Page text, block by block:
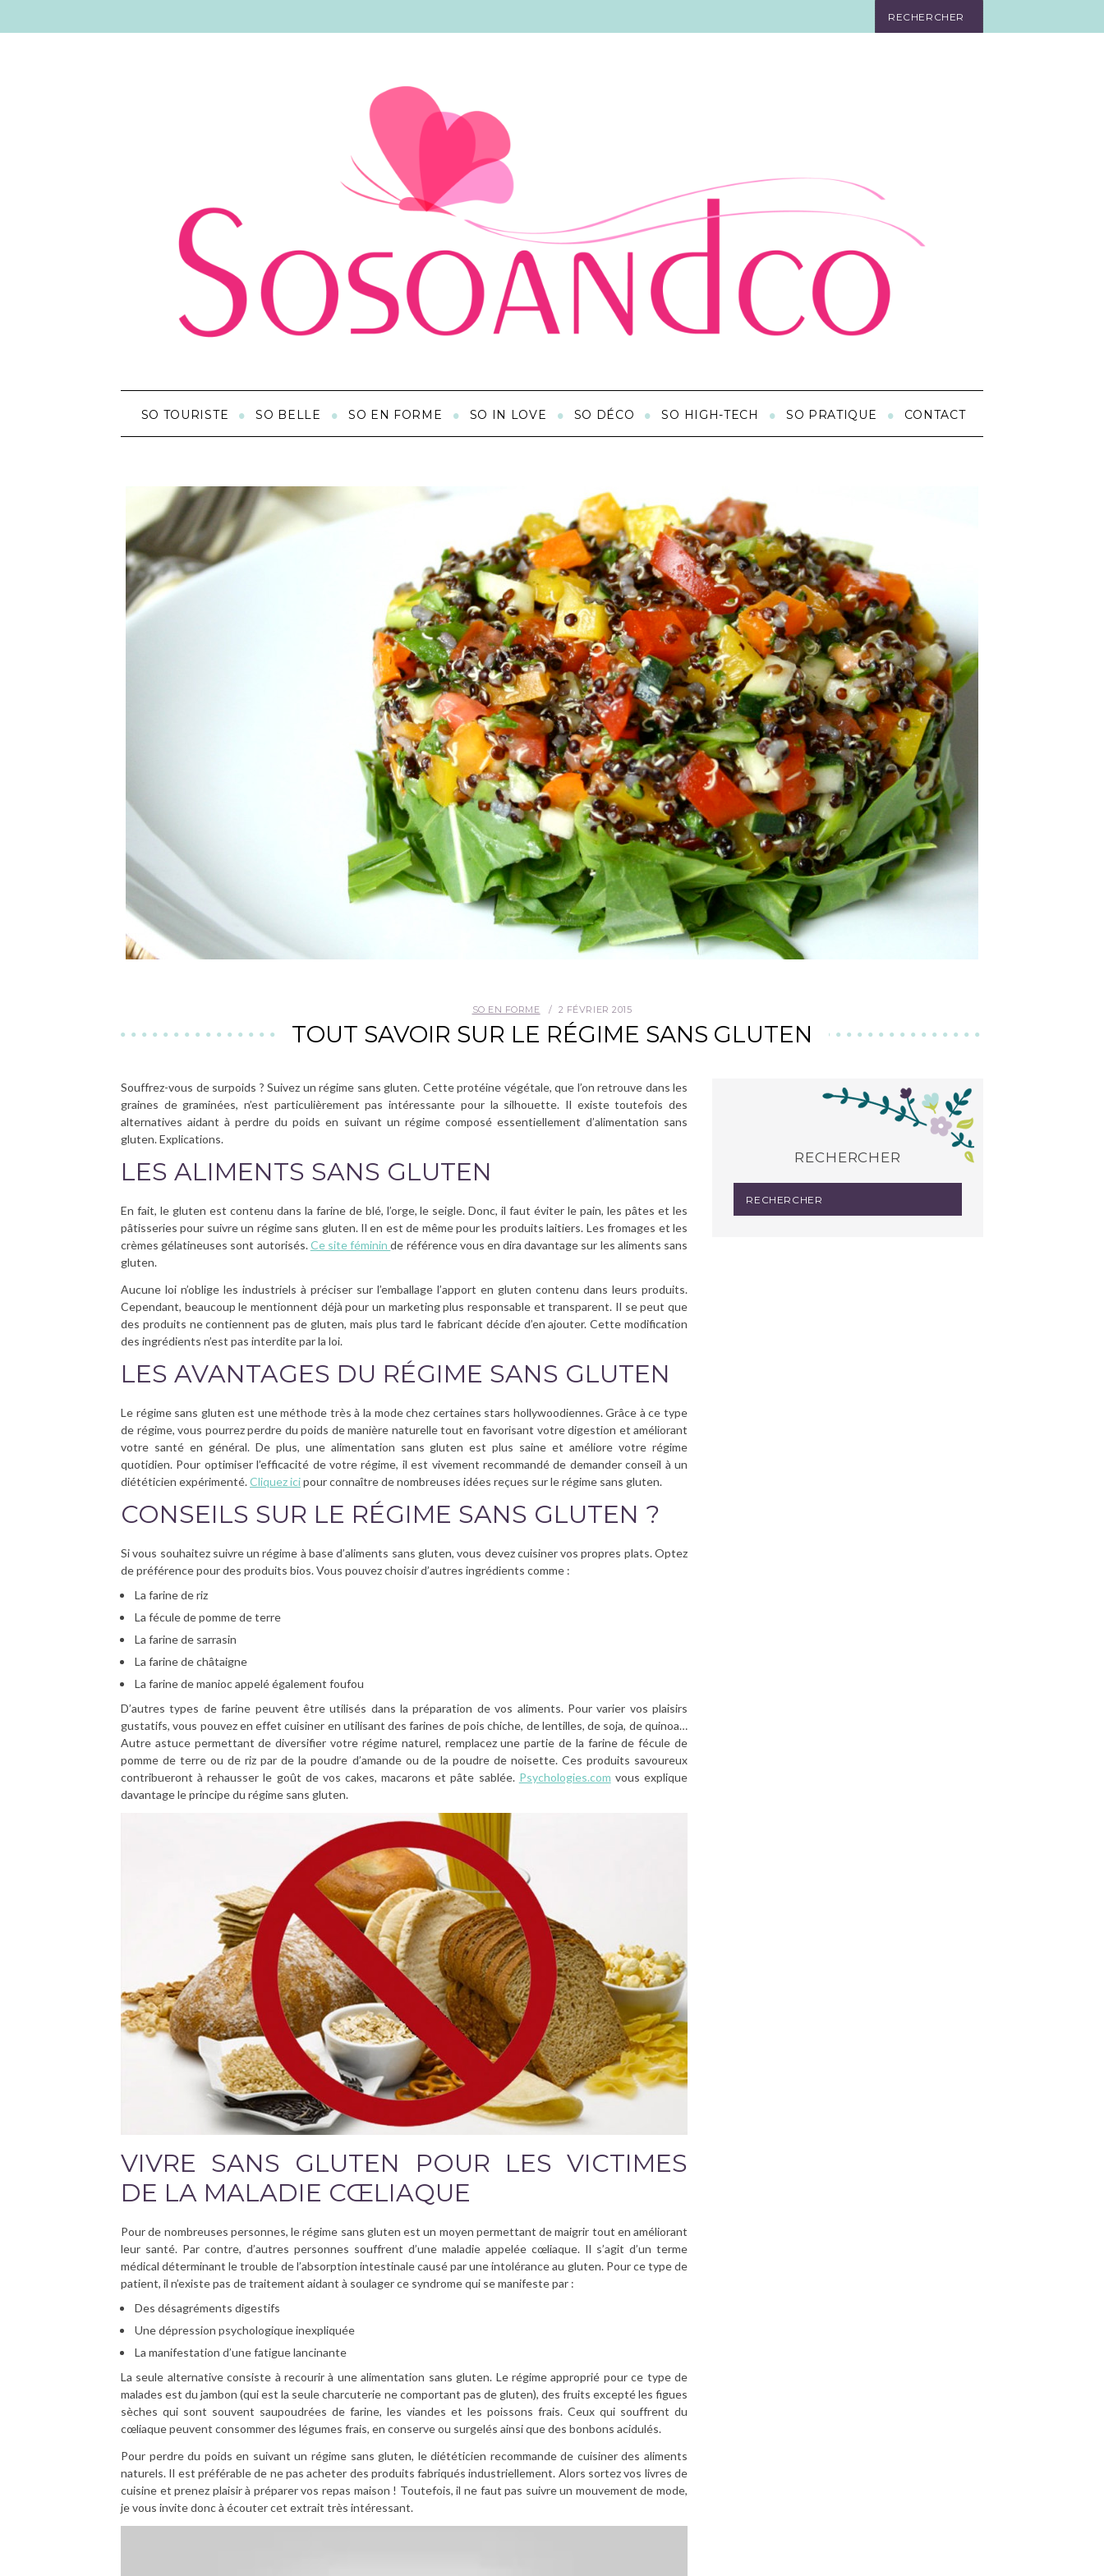
SO TOURISTE SO BELLE SO EN FORME SO IN LOVE SO DÉCO SO HIGH-TECH SO PRATIQUE CONTACT
SO EN FORME 2 FÉVRIER 2015
TOUT SAVOIR SUR LE RÉGIME SANS GLUTEN
Souffrez-vous de surpoids ? Suivez un régime sans gluten. Cette protéine végétale, que l’on retrouve dans les
graines de graminées, n’est particulièrement pas intéressante pour la silhouette. Il existe toutefois des
alternatives aidant à perdre du poids en suivant un régime composé essentiellement d’alimentation sans
gluten. Explications.
LES ALIMENTS SANS GLUTEN
En fait, le gluten est contenu dans la farine de blé, l’orge, le seigle. Donc, il faut éviter le pain, les pâtes et les
pâtisseries pour suivre un régime sans gluten. Il en est de même pour les produits laitiers. Les fromages et les
crèmes gélatineuses sont autorisés.Ce site fémininde référence vous en dira davantage sur les aliments sans
gluten.
Aucune loi n’oblige les industriels à préciser sur l’emballage l’apport en gluten contenu dans leurs produits.
Cependant, beaucoup le mentionnent déjà pour un marketing plus responsable et transparent. Il se peut que
des produits ne contiennent pas de gluten, mais plus tard le fabricant décide d’en ajouter. Cette modification
des ingrédients n’est pas interdite par la loi.
LES AVANTAGES DU RÉGIME SANS GLUTEN
Le régime sans gluten est une méthode très à la mode chez certaines stars hollywoodiennes. Grâce à ce type
de régime, vous pourrez perdre du poids de manière naturelle tout en favorisant votre digestion et améliorant
votre santé en général. De plus, une alimentation sans gluten est plus saine et améliore votre régime
quotidien. Pour optimiser l’efficacité de votre régime, il est vivement recommandé de demander conseil à un
diététicien expérimenté.Cliquez icipour connaître de nombreuses idées reçues sur le régime sans gluten.
CONSEILS SUR LE RÉGIME SANS GLUTEN ?
Si vous souhaitez suivre un régime à base d’aliments sans gluten, vous devez cuisiner vos propres plats. Optez
de préférence pour des produits bios. Vous pouvez choisir d’autres ingrédients comme :
La farine de riz
La fécule de pomme de terre
La farine de sarrasin
La farine de châtaigne
La farine de manioc appelé également foufou
D’autres types de farine peuvent être utilisés dans la préparation de vos aliments. Pour varier vos plaisirs
gustatifs, vous pouvez en effet cuisiner en utilisant des farines de pois chiche, de lentilles, de soja, de quinoa…
Autre astuce permettant de diversifier votre régime naturel, remplacez une partie de la farine de fécule de
pomme de terre ou de riz par de la poudre d’amande ou de la poudre de noisette. Ces produits savoureux
contribueront à rehausser le goût de vos cakes, macarons et pâte sablée. Psychologies.com vous explique
davantage le principe du régime sans gluten.
VIVRE SANS GLUTEN POUR LES VICTIMES
DE LA MALADIE CŒLIAQUE
Pour de nombreuses personnes, le régime sans gluten est un moyen permettant de maigrir tout en améliorant
leur santé. Par contre, d’autres personnes souffrent d’une maladie appelée cœliaque. Il s’agit d’un terme
médical déterminant le trouble de l’absorption intestinale causé par une intolérance au gluten. Pour ce type de
patient, il n’existe pas de traitement aidant à soulager ce syndrome qui se manifeste par :
Des désagréments digestifs
Une dépression psychologique inexpliquée
La manifestation d’une fatigue lancinante
La seule alternative consiste à recourir à une alimentation sans gluten. Le régime approprié pour ce type de
malades est du jambon (qui est la seule charcuterie ne comportant pas de gluten), des fruits excepté les figues
sèches qui sont souvent saupoudrées de farine, les viandes et les poissons frais. Ceux qui souffrent du
cœliaque peuvent consommer des légumes frais, en conserve ou surgelés ainsi que des bonbons acidulés.
Pour perdre du poids en suivant un régime sans gluten, le diététicien recommande de cuisiner des aliments
naturels. Il est préférable de ne pas acheter des produits fabriqués industriellement. Alors sortez vos livres de
cuisine et prenez plaisir à préparer vos repas maison ! Toutefois, il ne faut pas suivre un mouvement de mode,
je vous invite donc à écouter cet extrait très intéressant.
RECHERCHER